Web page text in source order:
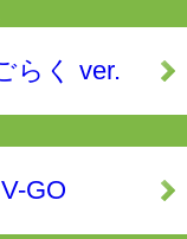
らく ver.
GO